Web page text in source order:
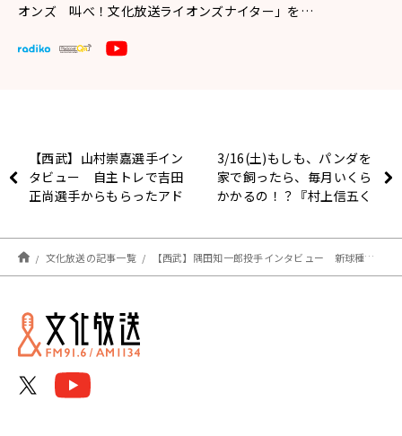
オンズ 叫べ！文化放送ライオンズナイター」を…
【西武】山村崇嘉選手イン
タビュー 自主トレで吉田
正尚選手からもらったアド
3/16(土)もしも、パンダを
家で飼ったら、毎月いくら
かかるの！？『村上信五く
文化放送の記事一覧 【西武】隅田知一郎投手インタビュー 新球種ツーシームは松坂大輔臨時コーチのアドバイスを参考に「左打者に嫌だと思ってもらえるボールにしたい」